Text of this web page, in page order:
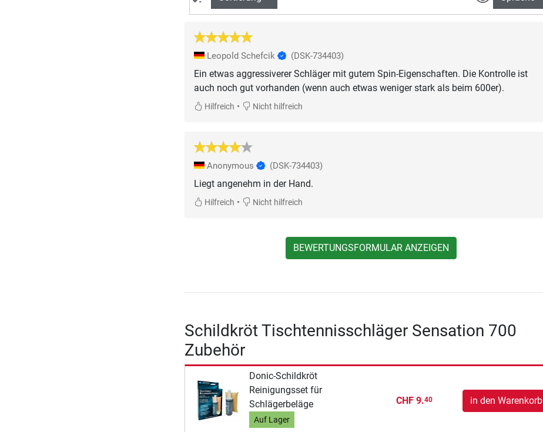
Leopold Schefcik (DSK-734403)
Ein etwas aggressiverer Schläger mit gutem Spin-Eigenschaften. Die Kontrolle ist
auch noch gut vorhanden (wenn auch etwas weniger stark als beim 600er).
Hilfreich • Nicht hilfreich
Anonymous (DSK-734403)
Liegt angenehm in der Hand.
Hilfreich • Nicht hilfreich
BEWERTUNGSFORMULAR ANZEIGEN
Schildkröt Tischtennisschläger Sensation 700
Zubehör
Donic-Schildkröt
Reinigungsset für
Schlägerbeläge
Auf Lager
CHF 9.40 in den Warenkorb